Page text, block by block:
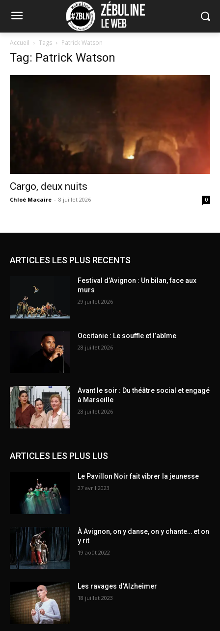
Accueil Tags Patrick Watson
Tag: Patrick Watson
Cargo, deux nuits
Chloé Macaire - 8 juillet 2026 0
ARTICLES LES PLUS RECENTS
Festival d’Avignon : Un bilan, face aux
murs
29 juillet 2026
Occitanie : Le souffle et l’abîme
28 juillet 2026
Avant le soir : Du théâtre social et engagé
à Marseille
28 juillet 2026
ARTICLES LES PLUS LUS
Le Pavillon Noir fait vibrer la jeunesse
27 avril 2023
À Avignon, on y danse, on y chante… et on
y rit
19 août 2022
Les ravages d’Alzheimer
18 juillet 2023